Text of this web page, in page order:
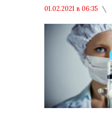
01.02.2021 в 06:35